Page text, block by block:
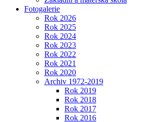
Fotogalerie
Rok 2026
Rok 2025
Rok 2024
Rok 2023
Rok 2022
Rok 2021
Rok 2020
Archiv 1972-2019
Rok 2019
Rok 2018
Rok 2017
Rok 2016